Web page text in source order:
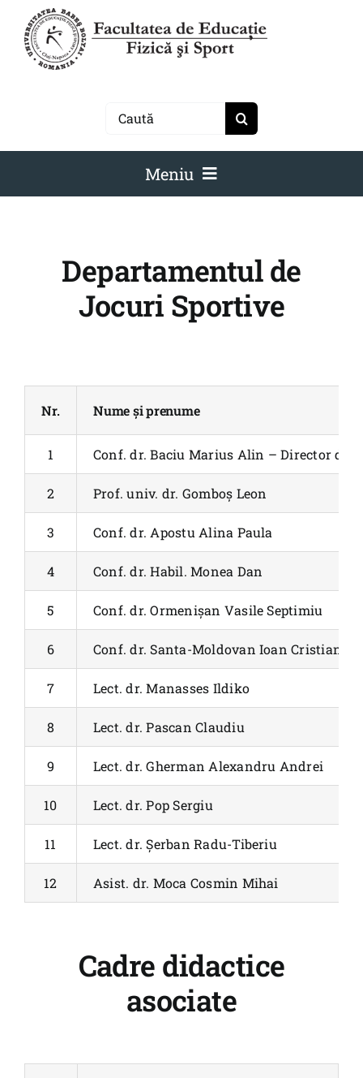
content
Search
Meniu
Învățământ
Școala Doctorală
Internațional
Contact
Departamentul de
Jocuri Sportive
Nr. Nume și prenume
1 Conf. dr. Baciu Marius Alin – Director de
2 Prof. univ. dr. Gomboș Leon
3 Conf. dr. Apostu Alina Paula
4 Conf. dr. Habil. Monea Dan
5 Conf. dr. Ormenișan Vasile Septimiu
6 Conf. dr. Santa-Moldovan Ioan Cristian
7 Lect. dr. Manasses Ildiko
8 Lect. dr. Pascan Claudiu
9 Lect. dr. Gherman Alexandru Andrei
10 Lect. dr. Pop Sergiu
11 Lect. dr. Șerban Radu-Tiberiu
12 Asist. dr. Moca Cosmin Mihai
Cadre didactice
asociate